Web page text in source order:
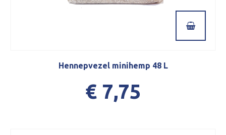
Hennepvezel minihemp 48 L
€ 7,75